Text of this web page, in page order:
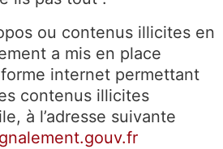
ou contenus illicites en
a mis en place
internet permettant
contenus illicites
à l’adresse suivante